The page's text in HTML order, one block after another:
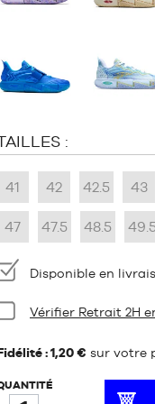
:
41 42 42.5 43
47 47.5 48.5
Disponible en
Vérifier Retrait 2H
: 1,20 € sur votre